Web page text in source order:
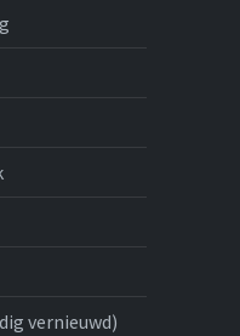
vernieuwd)